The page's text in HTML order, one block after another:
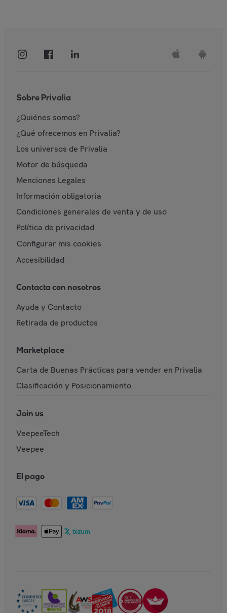
Sobre Privalia
¿Quiénes somos?
¿Qué ofrecemos en Privalia?
Los universos de Privalia
Motor de búsqueda
Menciones Legales
Información obligatoria
Condiciones generales de venta y de uso
Política de privacidad
Configurar mis cookies
Accesibilidad
Contacta con nosotros
Ayuda y Contacto
Retirada de productos
Marketplace
Carta de Buenas Prácticas para vender en Privalia
Clasificación y Posicionamiento
Join us
VeepeeTech
Veepee
El pago